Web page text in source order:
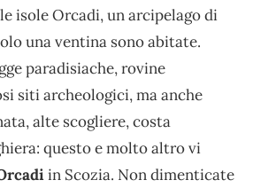
le isole Orcadi, un arcipelago di
una ventina sono abitate.
paradisiache, rovine
siti archeologici, ma anche
alte scogliere, costa
questo e molto altro vi
in Scozia. Non dimenticate